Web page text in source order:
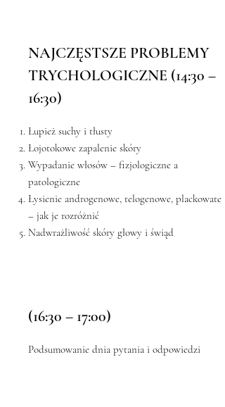
NAJCZĘSTSZE PROBLEMY
TRYCHOLOGICZNE (14:30 –
16:30)
Łupież suchy i tłusty
Łojotokowe zapalenie skóry
Wypadanie włosów – fizjologiczne a
patologiczne
Łysienie androgenowe, telogenowe, plackowate
– jak je rozróżnić
Nadwrażliwość skóry głowy i świąd
(16:30 – 17:00)
Podsumowanie dnia pytania i odpowiedzi